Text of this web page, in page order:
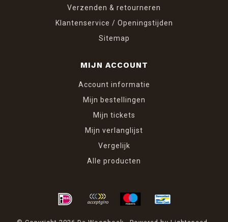
Verzenden & retourneren
Klantenservice / Openingstijden
Sitemap
MIJN ACCOUNT
Account informatie
Mijn bestellingen
Mijn tickets
Mijn verlanglijst
Vergelijk
Alle producten